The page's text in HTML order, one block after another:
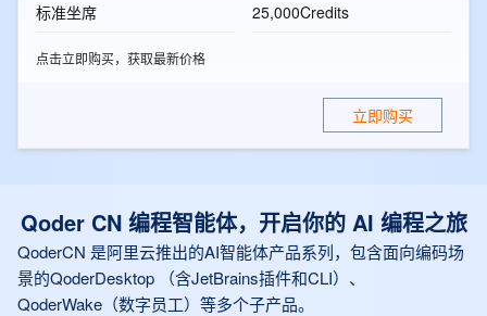
标准坐席 25,000Credits
点击立即购买，获取最新价格
立即购买
Qoder CN 编程智能体，开启你的 AI 编程之旅
QoderCN 是阿里云推出的AI智能体产品系列，包含面向编码场
景的QoderDesktop （含JetBrains插件和CLI）、
QoderWake（数字员工）等多个子产品。